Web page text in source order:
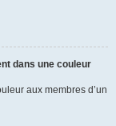
dans une couleur
aux membres d’un